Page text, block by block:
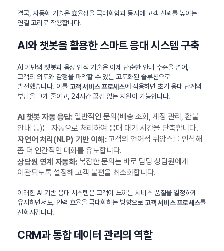
결국, 자동화 기술은 효율성을 극대화함과 동시에 고객 신뢰를 높이는
연결 고리로 작용합니다.
AI와 챗봇을 활용한 스마트 응대 시스템 구축
AI 기반의 챗봇과 음성 인식 기술은 이제 단순한 안내 수준을 넘어,
고객의 의도와 감정을 파악할 수 있는 고도화된 솔루션으로
발전했습니다. 이를 고객 서비스 프로세스에 적용하면 초기 응대 단계의
부담을 크게 줄이고, 24시간 끊김 없는 지원이 가능합니다.
AI 챗봇 자동 응답:일반적인 문의(배송 조회, 계정 관리, 환불
안내 등)는 자동으로 처리하여 응대 대기 시간을 단축합니다.
자연어 처리(NLP) 기반 이해:고객의 언어적 뉘앙스를 인식해
좀 더 인간적인 대화를 유도합니다.
상담원 연계 자동화:복잡한 문의는 바로 담당 상담원에게
이관되도록 설정해 고객 불편을 최소화합니다.
이러한 AI 기반 응대 시스템은 고객이 느끼는 서비스 품질을 일정하게
유지하면서도, 인력 효율을 극대화하는 방향으로고객 서비스 프로세스를
진화시킵니다.
CRM과 통합 데이터 관리의 역할